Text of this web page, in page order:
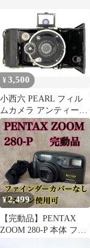
¥3,500
小西六 PEARL フィル
ムカメラ アンティーク
動作未確認 【6145】
¥2,499
【完動品】PENTAX
ZOOM 280-P 本体 フィ